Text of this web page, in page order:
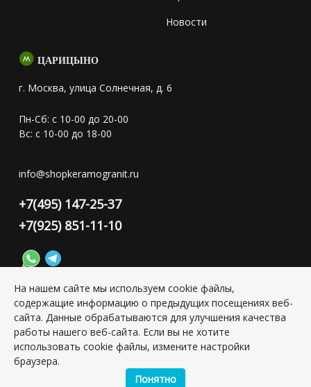
Новости
ЦАРИЦЫНО
г. Москва, улица Солнечная, д. 6
Пн-Сб: с 10-00 до 20-00
Вс: с 10-00 до 18-00
info@shopkeramogranit.ru
+7(495) 147-25-37
+7(925) 851-11-10
Конфиденциальность персональной информации
Copyright © 2026 ИП Григорьян Юлия Сергеевна, ИНН:
501703338416
На нашем сайте мы используем cookie файлы,
содержащие информацию о предыдущих посещениях веб-
сайта. Данные обрабатываются для улучшения качества
работы нашего веб-сайта. Если вы не хотите
использовать cookie файлы, измените настройки
браузера.
Понятно